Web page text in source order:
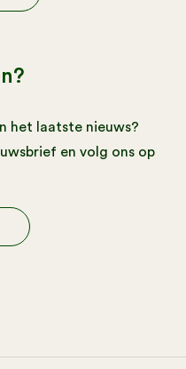
het laatste nieuws?
en volg ons op